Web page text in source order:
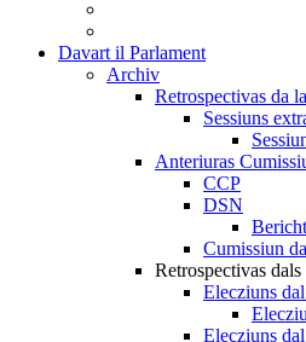
Davart il Parlament
Archiv
Retrospectivas da
Sessiuns
Anteriuras
CCP
DSN
Cumissiun
Retrospectivas
Elecziuns
Elecziuns